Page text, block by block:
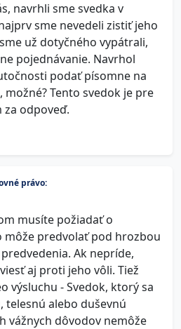
navrhli sme svedka v
sme nevedeli zistiť jeho
už dotyčného vypátrali,
pojednávanie. Navrhol
podať písomne na
možné? Tento svedok je pre
za odpoveď.
právo:
musíte požiadať o
môže predvolať pod hrozbou
Ak nepríde,
aj proti jeho vôli. Tiež
výsluchu - Svedok, ktorý sa
telesnú alebo duševnú
vážnych dôvodov nemôže